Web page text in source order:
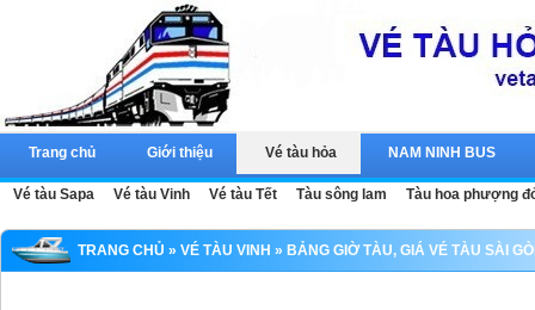
Trang chủ Giới thiệu Vé tàu hỏa
Vé tàu Sapa Vé tàu Vinh Vé tàu Tết Tàu sông lam Tàu hoa phượng
NAM NINH BUS
TRANG CHỦ » VÉ TÀU VINH » BẢNG GIỜ TÀU, GIÁ VÉ TÀU SÀI